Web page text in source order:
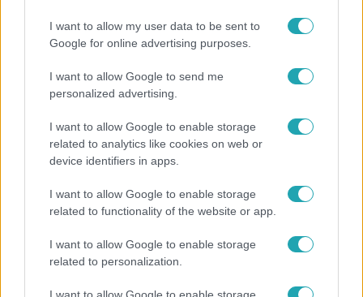
I want to allow my user data to be sent to
Google for online advertising purposes.
I want to allow Google to send me
personalized advertising.
I want to allow Google to enable storage
related to analytics like cookies on web or
device identifiers in apps.
I want to allow Google to enable storage
related to functionality of the website or app.
I want to allow Google to enable storage
related to personalization.
„Téged. Engem. Minket.” – Emilio és Tina szerelmes
vallomása sokakat megérinthet